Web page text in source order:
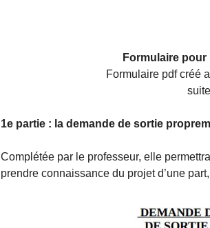
Formulaire
Formulaire pdf créé
suite
1e partie : la demande de sortie
Complétée par le professeur, elle
prendre connaissance du projet d’une